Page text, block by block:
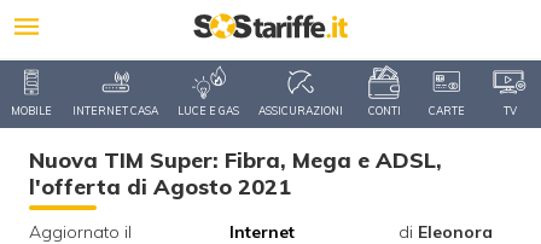
MOBILE INTERNET CASA LUCE E GAS ASSICURAZIONI CONTI CARTE TV
Nuova TIM Super: Fibra, Mega e ADSL,
l'offerta di Agosto 2021
Aggiornato il
Internet
di Eleonora